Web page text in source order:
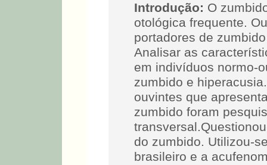
Introdução: O
otológica frequente.
portadores de
Analisar as
em indivíduos normo-
zumbido e
ouvintes que
zumbido foram
do zumbido. Utilizou-
brasileiro e a